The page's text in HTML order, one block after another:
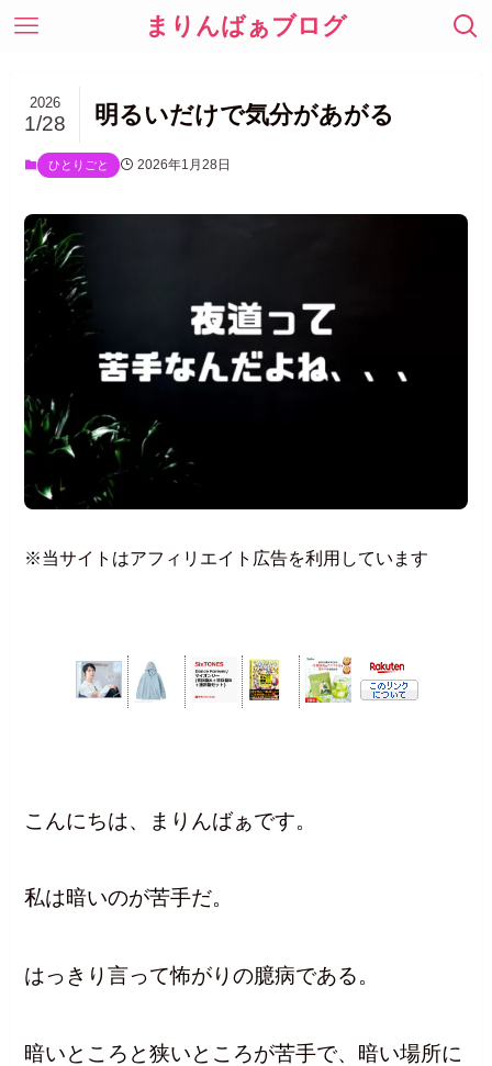
まりんばぁブログ
明るいだけで気分があがる
2026
1/28
ひとりごと 2026年1月28日
※当サイトはアフィリエイト広告を利用しています
こんにちは、まりんばぁです。
私は暗いのが苦手だ。
はっきり言って怖がりの臆病である。
暗いところと狭いところが苦手で、暗い場所に